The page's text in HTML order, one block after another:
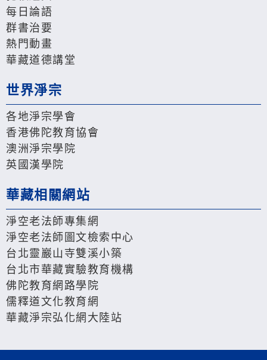
每日論語
群書治要
熱門動畫
華藏道德講堂
世界淨宗
各地淨宗學會
香港佛陀教育協會
澳洲淨宗學院
英國漢學院
華藏相關網站
淨空老法師專集網
淨空老法師圖文檢索中心
台北靈巖山寺雙溪小築
台北市華藏實驗教育機構
佛陀教育網路學院
儒釋道文化教育網
華藏淨宗弘化網大陸站